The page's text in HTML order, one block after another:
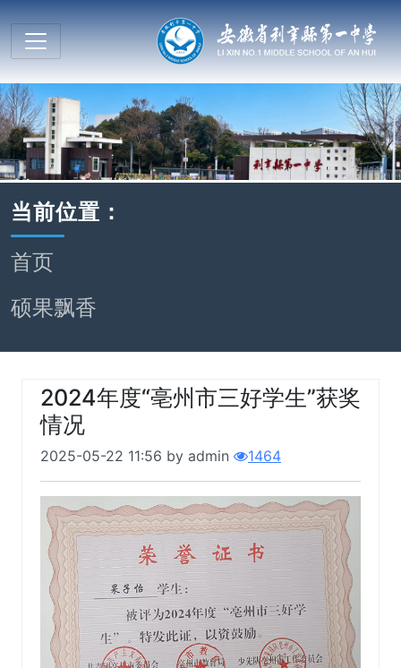
当前位置：
首页
硕果飘香
2024年度“亳州市三好学生”获奖
情况
2025-05-22 11:56 by admin 1464